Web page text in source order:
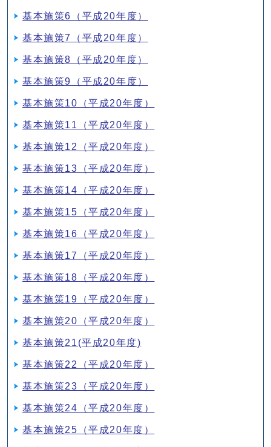
基本施策6（平成20年度）
基本施策7（平成20年度）
基本施策8（平成20年度）
基本施策9（平成20年度）
基本施策10（平成20年度）
基本施策11（平成20年度）
基本施策12（平成20年度）
基本施策13（平成20年度）
基本施策14（平成20年度）
基本施策15（平成20年度）
基本施策16（平成20年度）
基本施策17（平成20年度）
基本施策18（平成20年度）
基本施策19（平成20年度）
基本施策20（平成20年度）
基本施策21(平成20年度)
基本施策22（平成20年度）
基本施策23（平成20年度）
基本施策24（平成20年度）
基本施策25（平成20年度）